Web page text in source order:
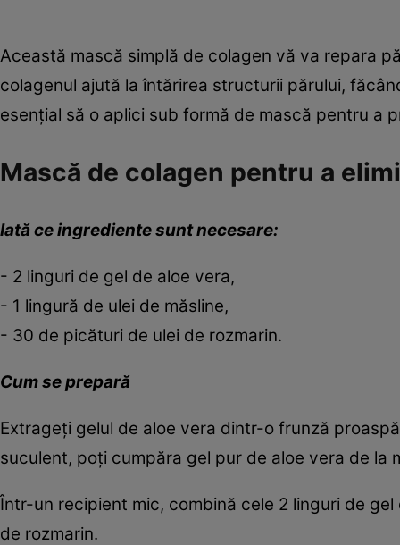
Această mască simplă de colagen vă va repara
colagenul ajută la întărirea structurii părului,
esențial să o aplici sub formă de mască pentru a
Mască de colagen pentru a
Iată ce ingrediente sunt necesare:
- 2 linguri de gel de aloe vera,
- 1 lingură de ulei de măsline,
- 30 de picături de ulei de rozmarin.
Cum se prepară
Extrageți gelul de aloe vera dintr-o frunză
suculent, poți cumpăra gel pur de aloe vera de la
Într-un recipient mic, combină cele 2 linguri de
de rozmarin.